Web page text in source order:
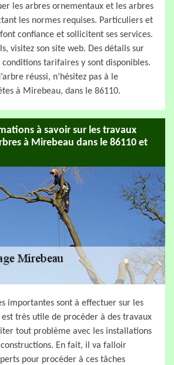
les arbres ornementaux et les arbres
les normes requises. Particuliers et
confiance et sollicitent ses services.
visitez son site web. Des détails sur
conditions tarifaires y sont disponibles.
réussi, n’hésitez pas à le
à Mirebeau, dans le 86110.
à savoir sur les travaux
à Mirebeau dans le 86110 et
importantes sont à effectuer sur les
très utile de procéder à des travaux
tout problème avec les installations
En fait, il va falloir
pour procéder à ces tâches